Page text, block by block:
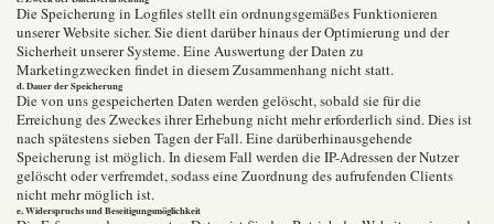
Die Speicherung in Logfiles stellt ein ordnungsgemäßes Funktionieren
unserer Website sicher. Sie dient darüber hinaus der Optimierung und der
Sicherheit unserer Systeme. Eine Auswertung der Daten zu
Marketingzwecken findet in diesem Zusammenhang nicht statt.
d. Dauer der Speicherung
Die von uns gespeicherten Daten werden gelöscht, sobald sie für die
Erreichung des Zweckes ihrer Erhebung nicht mehr erforderlich sind. Dies ist
nach spätestens sieben Tagen der Fall. Eine darüberhinausgehende
Speicherung ist möglich. In diesem Fall werden die IP-Adressen der Nutzer
gelöscht oder verfremdet, sodass eine Zuordnung des aufrufenden Clients
nicht mehr möglich ist.
e. Widerspruchs und Beseitigungsmöglichkeit